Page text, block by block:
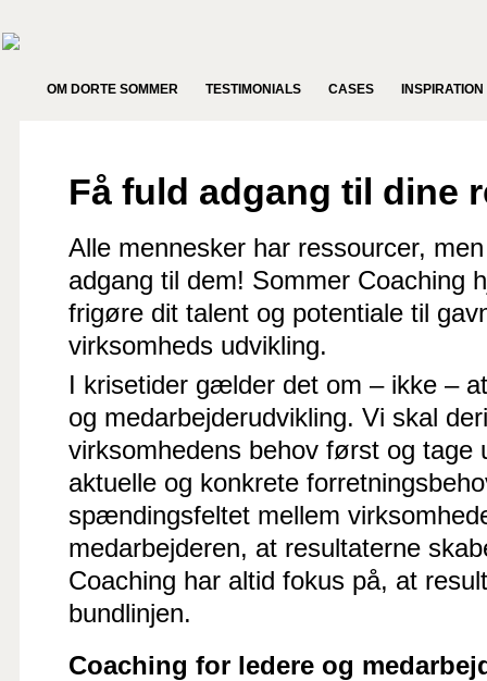
OM DORTE SOMMER TESTIMONIALS CASES INSPIRATION
Få fuld adgang til dine
Alle mennesker har ressourcer,
adgang til dem! Sommer Coaching
frigøre dit talent og potentiale til
virksomheds udvikling.
I krisetider gælder det om – ikke –
og medarbejderudvikling. Vi skal
virksomhedens behov først og tage
aktuelle og konkrete
spændingsfeltet mellem
medarbejderen, at resultaterne
Coaching har altid fokus på, at
bundlinjen.
Coaching for ledere og